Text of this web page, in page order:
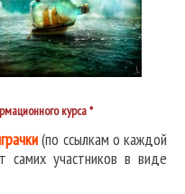
курса *
(по ссылкам о каждой
участников в виде